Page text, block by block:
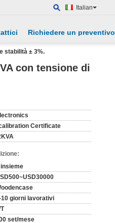
Italian
Richiedere un preventivo
stabilità ± 3%.
con tensione di
Certificate
10 giorni lavorativi
set/mese